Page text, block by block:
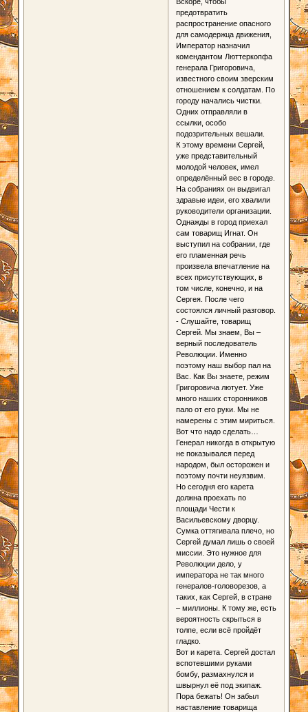
предотвратить
распространение опасного
для самодержца движения,
Император назначил
комендантом Люттеркопфа
генерала Григоровича,
известного своим зверским
отношением к солдатам. По
городу начались чистки.
Одних отправляли в
ссылки, особо
подозрительных вешали.
К этому времени Сергей,
уже представительный
молодой человек, имел
определённый вес в городе.
На собраниях он выдвигал
здравые идеи, его хвалили
руководители организации.
Однажды в город приехал
сам товарищ Игнат. Он
выступил на собрании, где
его пламенная речь
произвела впечатление на
всех присутствующих, в
том числе, конечно, и на
Сергея. После чего
состоялся личный разговор.
- Слушайте, товарищ
Сергей. Мы знаем, Вы –
верный последователь
Революции. Именно
поэтому наш выбор пал на
Вас. Как Вы знаете, режим
Григоровича лютует. Уже
много наших сторонников
пало от его руки. Мы не
намерены с этим мириться.
Вот что надо сделать…
Генерал никогда в открытую
не показывался перед
народом, был осторожен и
поэтому почти неуязвим.
Но сегодня его карета
должна проехать по
площади Чести к
Васильевскому дворцу.
Сумка оттягивала плечо, но
Сергей думал лишь о своей
миссии. Это нужное для
Революции дело, у
императора не так много
генералов-головорезов, а
таких, как Сергей, в стране
– миллионы. К тому же, есть
вероятность скрыться в
толпе, если всё пройдёт
гладко.
Вот и карета. Сергей достал
вспотевшими руками
бомбу, размахнулся и
швырнул её под экипаж.
Пора бежать! Он забыл
наставление товарища